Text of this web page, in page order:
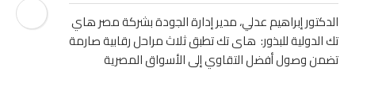
الدكتور إبراهيم عدلي، مدير إدارة الجودة بشركة مصر هاي
تك الدولية للبذور: هاى تك تطبق ثلاث مراحل رقابية صارمة
تضمن وصول أفضل التقاوي إلى الأسواق المصرية